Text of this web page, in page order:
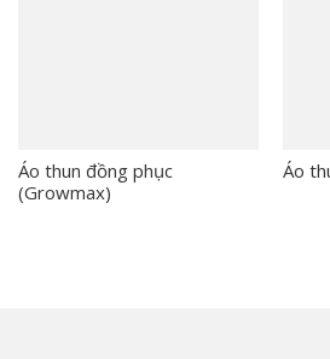
Áo thun đồng phục
(Growmax)
Áo